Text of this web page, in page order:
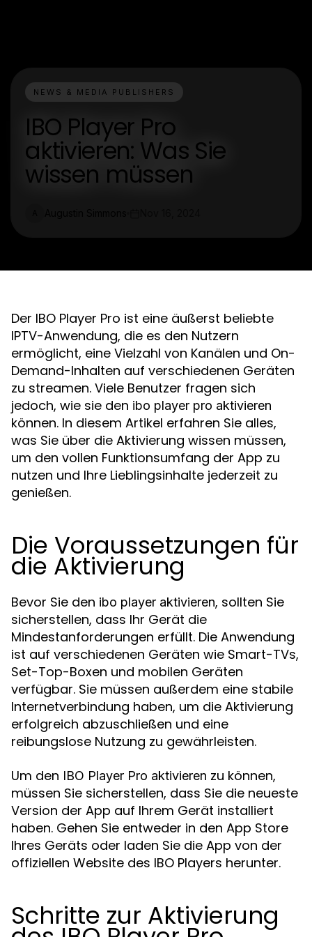
NEWS & MEDIA PUBLISHERS
IBO Player Pro
aktivieren: Was Sie
wissen müssen
Der IBO Player Pro ist eine äußerst beliebte
IPTV-Anwendung, die es den Nutzern
ermöglicht, eine Vielzahl von Kanälen und On-
Demand-Inhalten auf verschiedenen Geräten
zu streamen. Viele Benutzer fragen sich
jedoch, wie sie den ibo player pro aktivieren
können. In diesem Artikel erfahren Sie alles,
was Sie über die Aktivierung wissen müssen,
um den vollen Funktionsumfang der App zu
nutzen und Ihre Lieblingsinhalte jederzeit zu
genießen.
Die Voraussetzungen für
die Aktivierung
Bevor Sie den ibo player aktivieren, sollten Sie
sicherstellen, dass Ihr Gerät die
Mindestanforderungen erfüllt. Die Anwendung
ist auf verschiedenen Geräten wie Smart-TVs,
Set-Top-Boxen und mobilen Geräten
verfügbar. Sie müssen außerdem eine stabile
Internetverbindung haben, um die Aktivierung
erfolgreich abzuschließen und eine
reibungslose Nutzung zu gewährleisten.
Um den IBO Player Pro aktivieren zu können,
müssen Sie sicherstellen, dass Sie die neueste
Version der App auf Ihrem Gerät installiert
haben. Gehen Sie entweder in den App Store
Ihres Geräts oder laden Sie die App von der
offiziellen Website des IBO Players herunter.
Schritte zur Aktivierung